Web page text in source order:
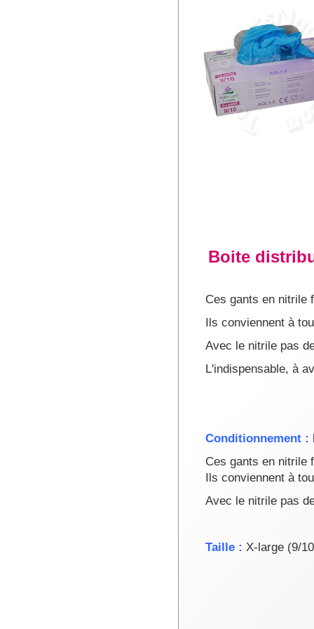
Boite
Ces gants en nitrile
Ils conviennent à
Avec le nitrile pas
L'indispensable, à
Conditionnement :
Ces gants en nitrile
Ils conviennent à
Avec le nitrile pas
Taille : X-large (9/